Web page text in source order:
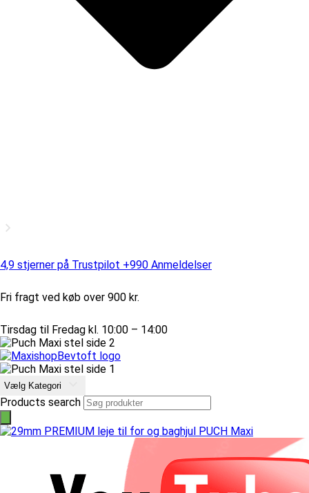
4,9 stjerner på Trustpilot +990 Anmeldelser
Fri fragt ved køb over 900 kr.
Tirsdag til Fredag kl. 10:00 – 14:00
Vælg Kategori
Products search